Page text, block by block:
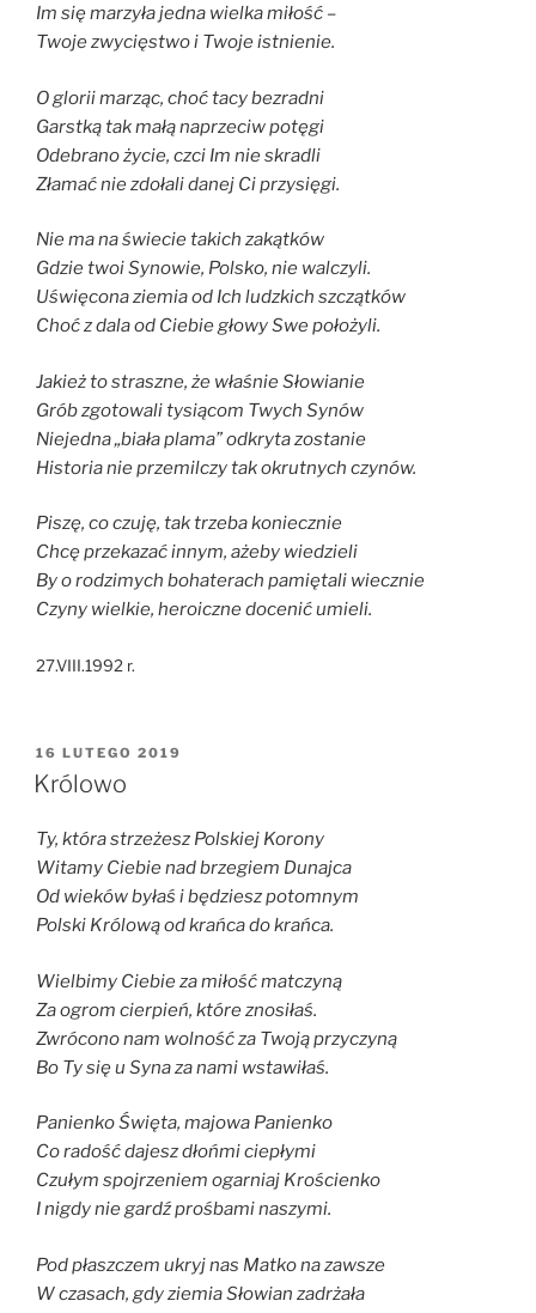
Im się marzyła jedna wielka miłość –
Twoje zwycięstwo i Twoje istnienie.
O glorii marząc, choć tacy bezradni
Garstką tak małą naprzeciw potęgi
Odebrano życie, czci Im nie skradli
Złamać nie zdołali danej Ci przysięgi.
Nie ma na świecie takich zakątków
Gdzie twoi Synowie, Polsko, nie walczyli.
Uświęcona ziemia od Ich ludzkich szczątków
Choć z dala od Ciebie głowy Swe położyli.
Jakież to straszne, że właśnie Słowianie
Grób zgotowali tysiącom Twych Synów
Niejedna „biała plama” odkryta zostanie
Historia nie przemilczy tak okrutnych czynów.
Piszę, co czuję, tak trzeba koniecznie
Chcę przekazać innym, ażeby wiedzieli
By o rodzimych bohaterach pamiętali wiecznie
Czyny wielkie, heroiczne docenić umieli.
27.VIII.1992 r.
OPUBLIKOWANE
W
16 LUTEGO 2019
Królowo
Ty, która strzeżesz Polskiej Korony
Witamy Ciebie nad brzegiem Dunajca
Od wieków byłaś i będziesz potomnym
Polski Królową od krańca do krańca.
Wielbimy Ciebie za miłość matczyną
Za ogrom cierpień, które znosiłaś.
Zwrócono nam wolność za Twoją przyczyną
Bo Ty się u Syna za nami wstawiłaś.
Panienko Święta, majowa Panienko
Co radość dajesz dłońmi ciepłymi
Czułym spojrzeniem ogarniaj Krościenko
I nigdy nie gardź prośbami naszymi.
Pod płaszczem ukryj nas Matko na zawsze
W czasach, gdy ziemia Słowian zadrżała